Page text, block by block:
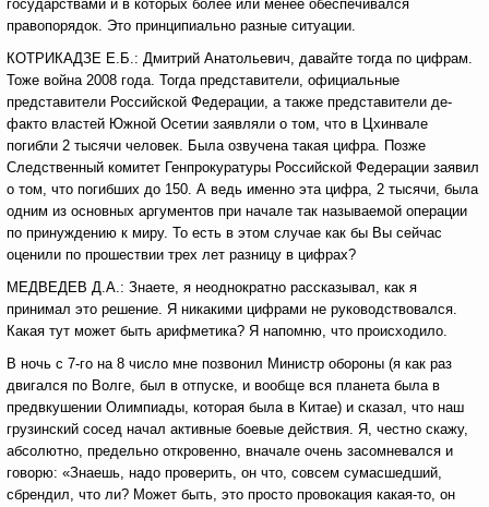
государствами и в которых более или менее обеспечивался
правопорядок. Это принципиально разные ситуации.
КОТРИКАДЗЕ Е.Б.: Дмитрий Анатольевич, давайте тогда по цифрам.
Тоже война 2008 года. Тогда представители, официальные
представители Российской Федерации, а также представители де-
факто властей Южной Осетии заявляли о том, что в Цхинвале
погибли 2 тысячи человек. Была озвучена такая цифра. Позже
Следственный комитет Генпрокуратуры Российской Федерации заявил
о том, что погибших до 150. А ведь именно эта цифра, 2 тысячи, была
одним из основных аргументов при начале так называемой операции
по принуждению к миру. То есть в этом случае как бы Вы сейчас
оценили по прошествии трех лет разницу в цифрах?
МЕДВЕДЕВ Д.А.: Знаете, я неоднократно рассказывал, как я
принимал это решение. Я никакими цифрами не руководствовался.
Какая тут может быть арифметика? Я напомню, что происходило.
В ночь с 7-го на 8 число мне позвонил Министр обороны (я как раз
двигался по Волге, был в отпуске, и вообще вся планета была в
предвкушении Олимпиады, которая была в Китае) и сказал, что наш
грузинский сосед начал активные боевые действия. Я, честно скажу,
абсолютно, предельно откровенно, вначале очень засомневался и
говорю: «Знаешь, надо проверить, он что, совсем сумасшедший,
сбрендил, что ли? Может быть, это просто провокация какая-то, он